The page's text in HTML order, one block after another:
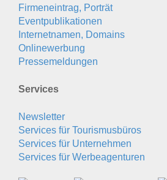
Firmeneintrag, Porträt
Eventpublikationen
Internetnamen, Domains
Onlinewerbung
Pressemeldungen
Services
Newsletter
Services für Tourismusbüros
Services für Unternehmen
Services für Werbeagenturen